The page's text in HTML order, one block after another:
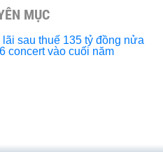
MỤC